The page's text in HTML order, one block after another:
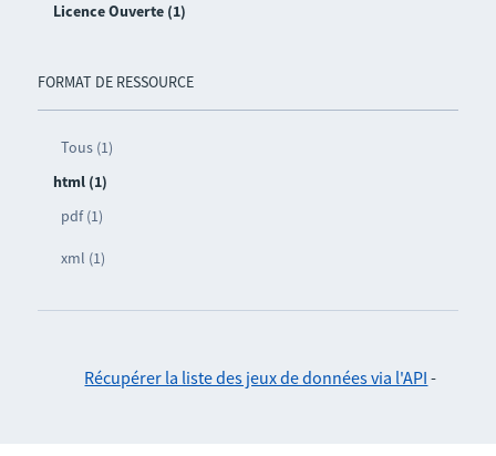
Licence Ouverte (1)
FORMAT DE RESSOURCE
Tous (1)
html (1)
pdf (1)
xml (1)
Récupérer la liste des jeux de données via l'API -